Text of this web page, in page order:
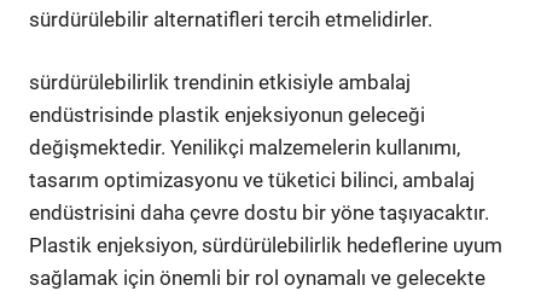
sürdürülebilir alternatifleri tercih etmelidirler.
sürdürülebilirlik trendinin etkisiyle ambalaj
endüstrisinde plastik enjeksiyonun geleceği
değişmektedir. Yenilikçi malzemelerin kullanımı,
tasarım optimizasyonu ve tüketici bilinci, ambalaj
endüstrisini daha çevre dostu bir yöne taşıyacaktır.
Plastik enjeksiyon, sürdürülebilirlik hedeflerine uyum
sağlamak için önemli bir rol oynamalı ve gelecekte